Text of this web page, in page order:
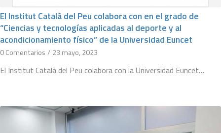
El Institut Català del Peu colabora con en el grado de
“Ciencias y tecnologías aplicadas al deporte y al
acondicionamiento físico” de la Universidad Euncet
0 Comentarios / 23 mayo, 2023
El Institut Català del Peu colabora con la Universidad Euncet…